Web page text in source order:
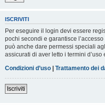
ISCRIVITI
Per eseguire il login devi essere
pochi secondi e garantisce
può anche dare permessi speciali
assicurati di aver letto i termini d’uso
Condizioni d’uso | Trattamento dei
Iscriviti